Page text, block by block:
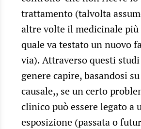
trattamento (talvolta
altre volte il medicinale
quale va testato un nuovo
via). Attraverso questi
genere capire, basandosi
causale,, se un certo
clinico può essere legato a
esposizione (passata o